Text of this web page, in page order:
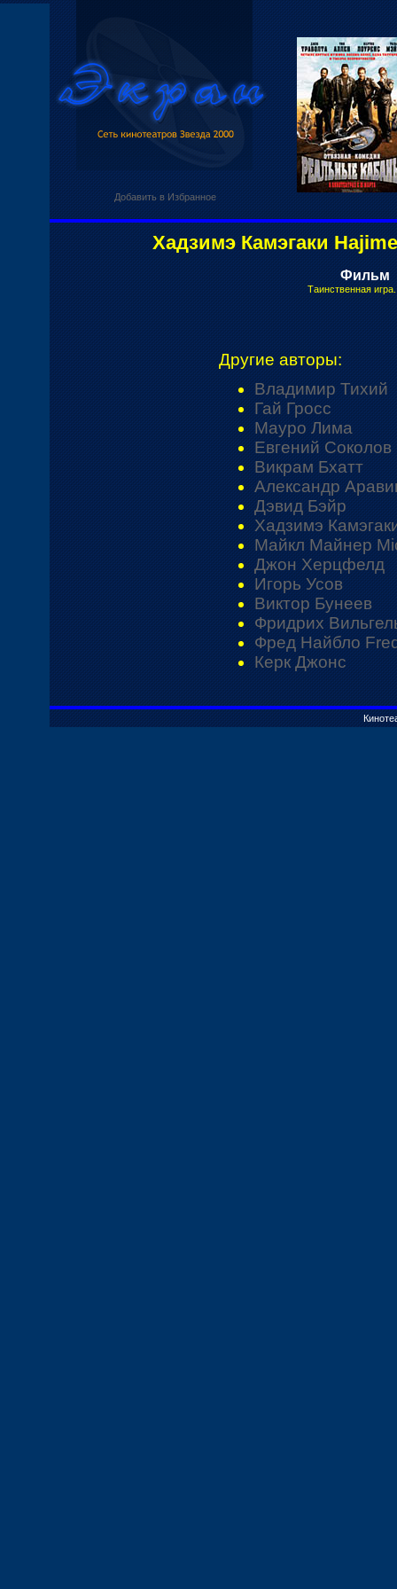
Добавить в Избранное
Хадзимэ Камэгаки
Фильм
Таинственная
Другие авторы:
Владимир Тихий
Гай Гросс
Мауро Лима
Евгений Соколов
Викрам Бхатт
Александр
Дэвид Бэйр
Хадзимэ
Майкл Майнер
Джон Херцфелд
Игорь Усов
Виктор Бунеев
Фридрих
Фред Найбло
Керк Джонс